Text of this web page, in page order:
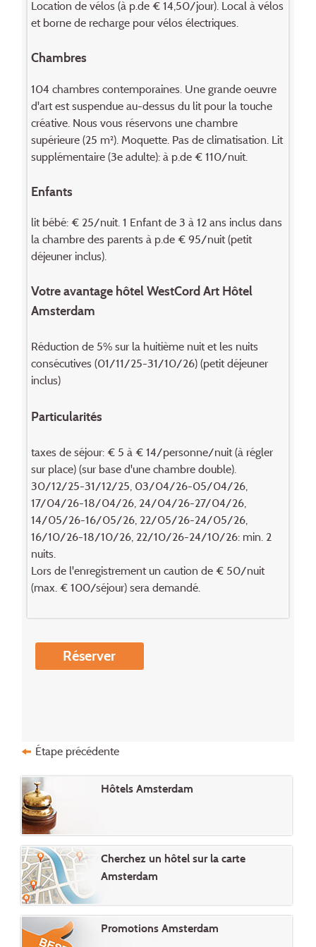
Location de vélos (à p.de € 14,50/jour). Local à vélos
et borne de recharge pour vélos électriques.
Chambres
104 chambres contemporaines. Une grande oeuvre
d'art est suspendue au-dessus du lit pour la touche
créative. Nous vous réservons une chambre
supérieure (25 m²). Moquette. Pas de climatisation. Lit
supplémentaire (3e adulte): à p.de € 110/nuit.
Enfants
lit bébé: € 25/nuit. 1 Enfant de 3 à 12 ans inclus dans
la chambre des parents à p.de € 95/nuit (petit
déjeuner inclus).
Votre avantage hôtel WestCord Art Hôtel
Amsterdam
Réduction de 5% sur la huitième nuit et les nuits
consécutives (01/11/25-31/10/26) (petit déjeuner
inclus)
Particularités
taxes de séjour: € 5 à € 14/personne/nuit (à régler
sur place) (sur base d'une chambre double).
30/12/25-31/12/25, 03/04/26-05/04/26,
17/04/26-18/04/26, 24/04/26-27/04/26,
14/05/26-16/05/26, 22/05/26-24/05/26,
16/10/26-18/10/26, 22/10/26-24/10/26: min. 2
nuits.
Lors de l'enregistrement un caution de € 50/nuit
(max. € 100/séjour) sera demandé.
Réserver
Étape précédente
Hôtels Amsterdam
Cherchez un hôtel sur la carte
Amsterdam
Promotions Amsterdam